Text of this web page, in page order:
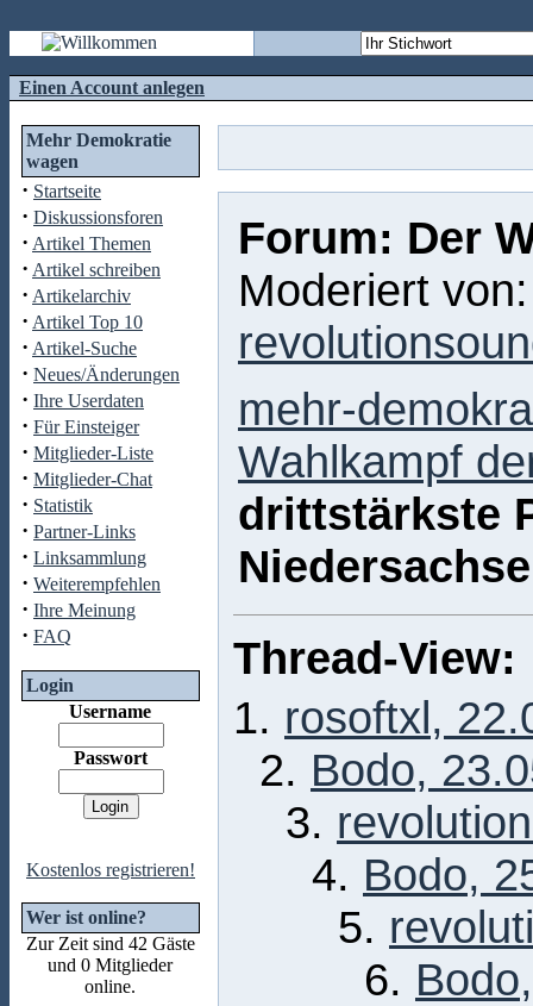
Einen Account anlegen
Mehr Demokratie
wagen
· Startseite
· Diskussionsforen
· Artikel Themen
· Artikel schreiben
· Artikelarchiv
· Artikel Top 10
· Artikel-Suche
· Neues/Änderungen
· Ihre Userdaten
· Für Einsteiger
· Mitglieder-Liste
· Mitglieder-Chat
· Statistik
· Partner-Links
· Linksammlung
· Weiterempfehlen
· Ihre Meinung
· FAQ
Login
Username
Passwort
Kostenlos registrieren!
Wer ist online?
Zur Zeit sind 42 Gäste
und 0 Mitglieder
online.
Forum: Der
Moderiert
mehr-
Wahlkampf
drittstärkste
Thread-View:
1. rosoftxl,
2. Bodo,
3.
4. Bodo,
5.
6.